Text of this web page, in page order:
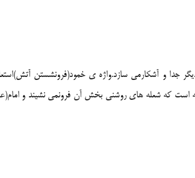
جدا و آشکارمی سازد.واژه ی خمود(فرونشستن
است که شعله های روشنی بخش آن فرونمی نشیند و